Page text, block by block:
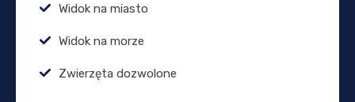
Widok na miasto
Widok na morze
Zwierzęta dozwolone